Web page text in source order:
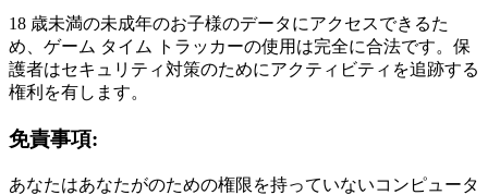
18 歳未満の未成年のお子様のデータにアクセスできるた
め、ゲーム タイム トラッカーの使用は完全に合法です。保
護者はセキュリティ対策のためにアクティビティを追跡する
権利を有します。
免責事項:
あなたはあなたがのための権限を持っていないコンピュータ